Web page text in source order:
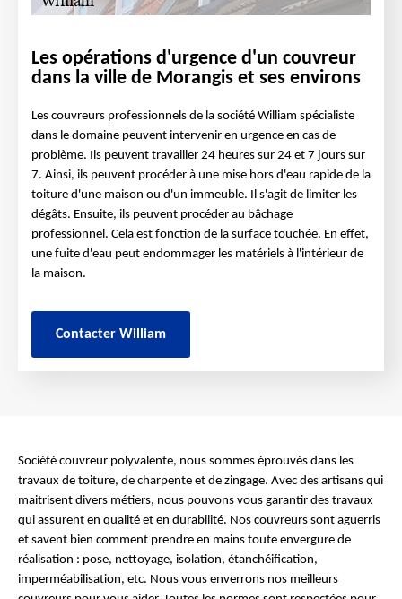
Les opérations d'urgence d'un couvreur
dans la ville de Morangis et ses environs
Les couvreurs professionnels de la société William spécialiste
dans le domaine peuvent intervenir en urgence en cas de
problème. Ils peuvent travailler 24 heures sur 24 et 7 jours sur
7. Ainsi, ils peuvent procéder à une mise hors d'eau rapide de la
toiture d'une maison ou d'un immeuble. Il s'agit de limiter les
dégâts. Ensuite, ils peuvent procéder au bâchage
professionnel. Cela est fonction de la surface touchée. En effet,
une fuite d'eau peut endommager les matériels à l'intérieur de
la maison.
Contacter William
Société couvreur polyvalente, nous sommes éprouvés dans les
travaux de toiture, de charpente et de zingage. Avec des artisans qui
maitrisent divers métiers, nous pouvons vous garantir des travaux
qui assurent en qualité et en durabilité. Nos couvreurs sont aguerris
et savent bien comment prendre en mains toute envergure de
réalisation : pose, nettoyage, isolation, étanchéification,
imperméabilisation, etc. Nous vous enverrons nos meilleurs